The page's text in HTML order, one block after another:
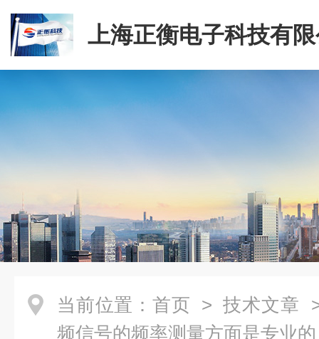
上海正衡电子科技有
当前位置： 首页 > 技术文章
频信号的频率测量方面是专业的